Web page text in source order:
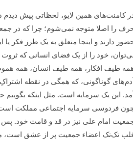
کامنت‌های همین لایو، لحظاتی پیش
را اصلا متوجه نمی‌شوم؛ چرا که در
دارند و اینجا متعلق به یک طرز فکر
خود را از یک فضای انسانی که
طیف افکار، همه طیف انسان، همه
گوناگونی، که همگی در نقطه اشتراکِ
این یک سرمایه است. مثل اینکه
امام علی نیز در قد و قامت خود. پس
تک‌تک اعضاء جمعیت پر از عشق است،